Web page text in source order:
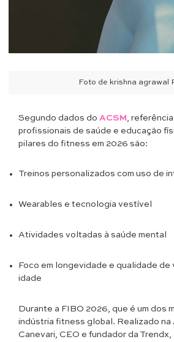
Foto de krishna agrawal
Segundo dados do ACSM ,
profissionais de saúde e educação
pilares do fitness em 2026 são:
Treinos personalizados com uso de
Wearables e tecnologia vestível
Atividades voltadas à saúde mental
Foco em longevidade e qualidade de
idade
Durante a FIBO 2026, que é um dos
indústria fitness global. Realizado na
Canevari, CEO e fundador da Trendx,